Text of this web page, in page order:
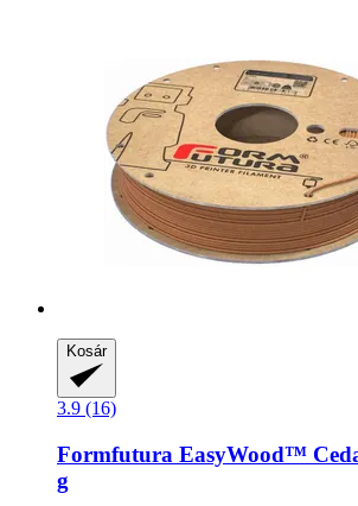
Kosár
3.9 (16)
Formfutura EasyWood™
g